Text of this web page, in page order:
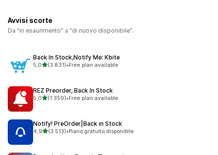
Avvisi scorte
Da “in esaurimento” a “di nuovo disponibile”.
Back In Stock,Notify Me: Kbite
5,0stelle su 5
(3.831)
3831 recensioni totali
•Free plan available
REZ Preorder, Back In Stock
5,0stelle su 5
(1.359)
1359 recensioni totali
•Free plan available
Notify! PreOrder|Back in Stock
4,9stelle su 5
(3.513)
3513 recensioni totali
•Piano gratuito disponibile